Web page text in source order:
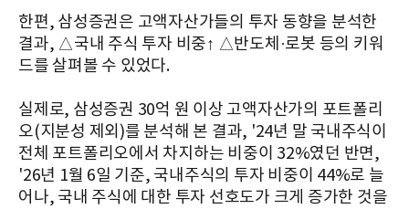
한편, 삼성증권은 고액자산가들의 투자 동향을 분석한
결과, △국내 주식 투자 비중↑ △반도체·로봇 등의 키워
드를 살펴볼 수 있었다.
실제로, 삼성증권 30억 원 이상 고액자산가의 포트폴리
오(지분성 제외)를 분석해 본 결과, '24년 말 국내주식이
전체 포트폴리오에서 차지하는 비중이 32%였던 반면,
'26년 1월 6일 기준, 국내주식의 투자 비중이 44%로 늘
어나, 국내 주식에 대한 투자 선호도가 크게 증가한 것을